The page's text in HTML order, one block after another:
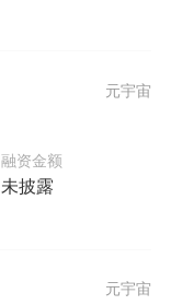
融资金额
未披露
元宇宙
元宇宙